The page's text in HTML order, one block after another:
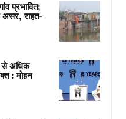
प्रभावित;
असर, राहत-
से अधिक
: मोहन